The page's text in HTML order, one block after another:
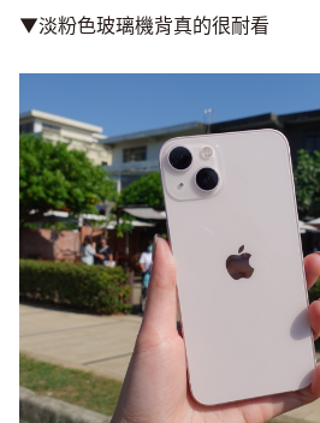
▼淡粉色玻璃機背真的很耐看